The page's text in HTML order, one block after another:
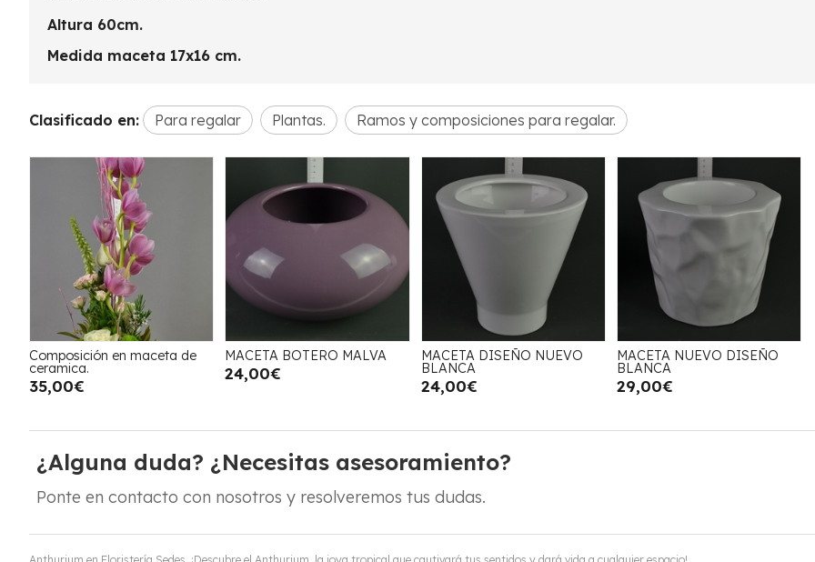
Altura 60cm.
Medida maceta 17x16 cm.
Clasificado en: Para regalar Plantas. Ramos y composiciones para regalar.
Composición en maceta de
ceramica.
35,00€
MACETA BOTERO MALVA
24,00€
MACETA DISEÑO NUEVO
BLANCA
24,00€
MACETA NUEVO DISEÑO
BLANCA
29,00€
¿Alguna duda? ¿Necesitas asesoramiento?
Ponte en contacto con nosotros y resolveremos tus dudas.